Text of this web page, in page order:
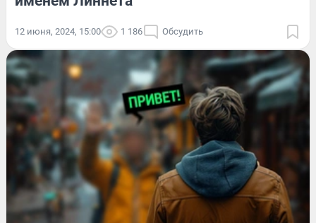
12 июня, 2024, 15:00 1 186 Обсудить